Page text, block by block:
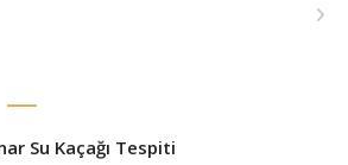
Su Kaçağı Tespiti